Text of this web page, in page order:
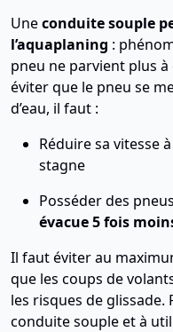
Uneconduite souple
l’aquaplaning :
pneu ne parvient plus à
éviter que le pneu se
d’eau, il faut :
Réduire sa vitesse
stagne
Posséder des
évacue 5 fois
Il faut éviter au
que les coups de
les risques de
conduite souple et à